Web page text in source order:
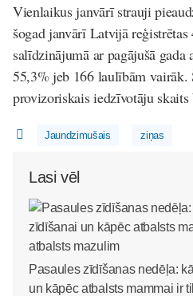
Vienlaikus janvārī strauji
šogad janvārī Latvijā
salīdzinājumā ar pagājušā
55,3% jeb 166 laulībām
provizoriskais iedzīvotāju
Jaundzimušais ziņas
Lasi vēl
Pasaules zīdīšanas nedēļa:
un kāpēc atbalsts mammai ir